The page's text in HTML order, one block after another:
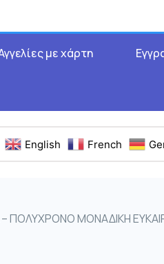
με χάρτη
English French
ΠΟΛΥΧΡΟΝΟ ΜΟΝΑΔΙΚΗ